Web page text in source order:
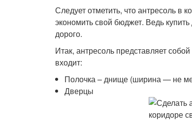
Следует отметить, что антресоль
экономить свой бюджет. Ведь
дорого.
Итак, антресоль представляет
входит:
Полочка – днище (ширина — не
Дверцы